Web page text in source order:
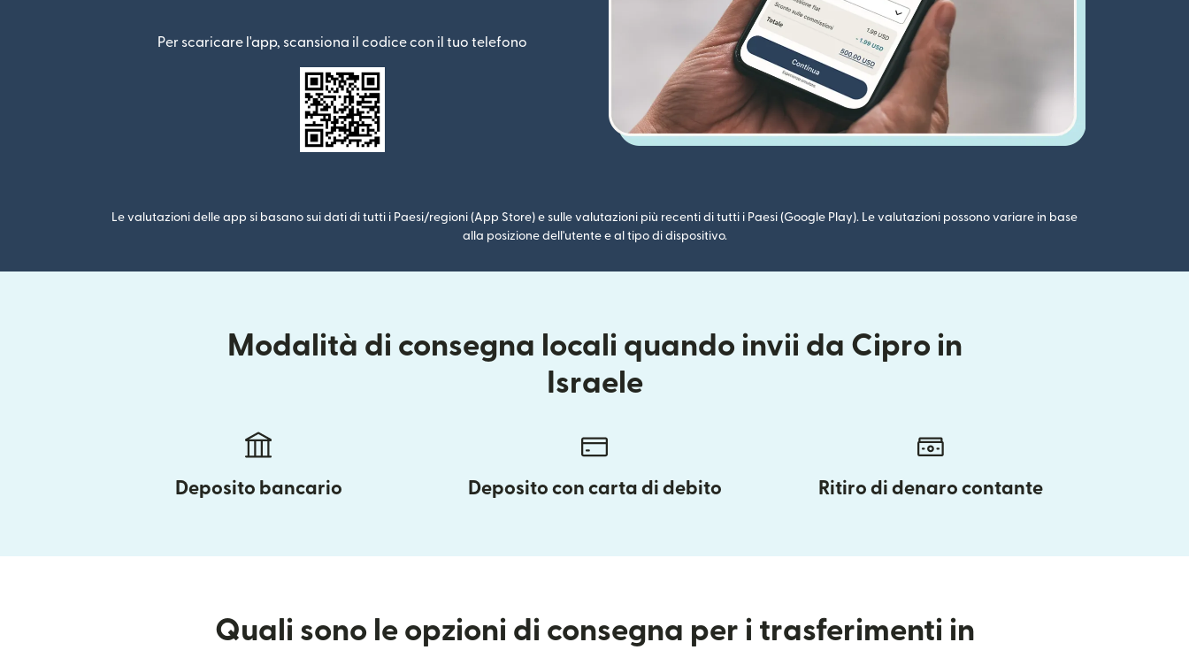
Per scaricare l'app, scansiona il codice con il tuo telefono
Le valutazioni delle app si basano sui dati di tutti i Paesi/regioni (App Store) e sulle valutazioni più recenti di tutti i Paesi (Google Play). Le valutazioni possono variare in base
alla posizione dell'utente e al tipo di dispositivo.
Modalità di consegna locali quando invii da Cipro in
Israele
Deposito bancario Deposito con carta di debito Ritiro di denaro contante
Quali sono le opzioni di consegna per i trasferimenti in